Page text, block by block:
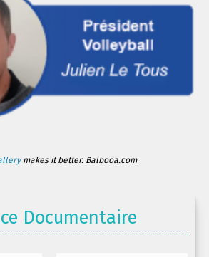
makes it better. Balbooa.com
Documentaire